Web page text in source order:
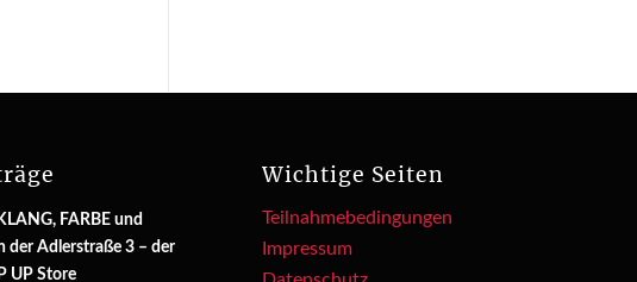
FARBE und
der Adlerstraße 3 – der
UP Store
Wichtige Seiten
Teilnahmebedingungen
Impressum